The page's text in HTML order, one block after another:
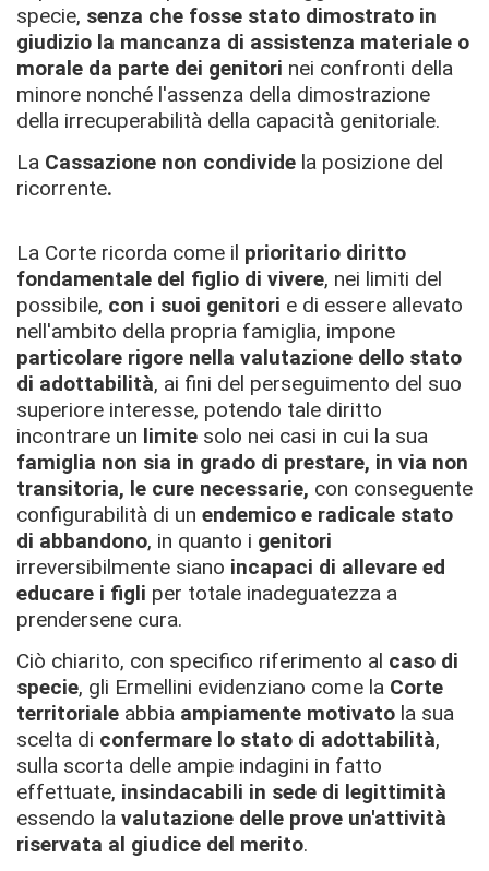
specie, senza che fosse stato dimostrato in
giudizio la mancanza di assistenza materiale o
morale da parte dei genitori nei confronti della
minore nonché l'assenza della dimostrazione
della irrecuperabilità della capacità genitoriale.
La Cassazione non condivide la posizione del
ricorrente.
La Corte ricorda come il prioritario diritto
fondamentale del figlio di vivere, nei limiti del
possibile, con i suoi genitori e di essere allevato
nell'ambito della propria famiglia, impone
particolare rigore nella valutazione dello stato
di adottabilità, ai fini del perseguimento del suo
superiore interesse, potendo tale diritto
incontrare un limite solo nei casi in cui la sua
famiglia non sia in grado di prestare, in via non
transitoria, le cure necessarie, con conseguente
configurabilità di un endemico e radicale stato
di abbandono, in quanto i genitori
irreversibilmente siano incapaci di allevare ed
educare i figli per totale inadeguatezza a
prendersene cura.
Ciò chiarito, con specifico riferimento al caso di
specie, gli Ermellini evidenziano come la Corte
territoriale abbia ampiamente motivato la sua
scelta di confermare lo stato di adottabilità,
sulla scorta delle ampie indagini in fatto
effettuate, insindacabili in sede di legittimità
essendo la valutazione delle prove un'attività
riservata al giudice del merito.